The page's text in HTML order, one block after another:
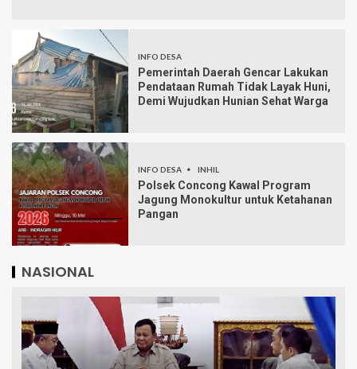
INFO DESA
Pemerintah Daerah Gencar Lakukan
Pendataan Rumah Tidak Layak Huni,
Demi Wujudkan Hunian Sehat Warga
INFO DESA INHIL
Polsek Concong Kawal Program
Jagung Monokultur untuk Ketahanan
Pangan
NASIONAL